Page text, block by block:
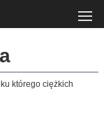
którego ciężkich